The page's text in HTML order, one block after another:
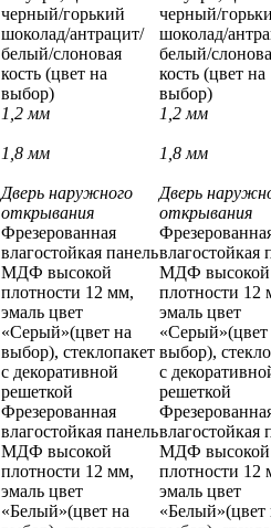
черный/горький
шоколад/антрацит/
белый/слоновая
кость (цвет на
выбор)
черный/
шоколад/
белый/
кость (цвет на
выбор)
1,2 мм 1,2 мм
1,8 мм 1,8 мм
Дверь наружного
открывания
Дверь
открывания
Фрезерованная
влагостойкая панель
МДФ высокой
плотности 12 мм,
эмаль цвет
«Серый»(цвет на
выбор), стеклопакет
с декоративной
решеткой
влагостойкая
МДФ высокой
плотности 12
эмаль цвет
«Серый»(цвет
выбор),
с
решеткой
Фрезерованная
влагостойкая панель
МДФ высокой
плотности 12 мм,
эмаль цвет
«Белый»(цвет на
влагостойкая
МДФ высокой
плотности 12
эмаль цвет
«Белый»(цвет